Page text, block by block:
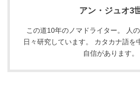
アン・ジュオ3
この道10年のノマドライター。 人
日々研究しています。 カタカナ語を
自信があります。